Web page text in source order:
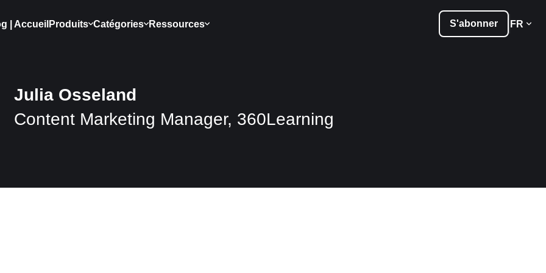
| Accueil Produits Catégories Ressources S'abonner FR
Julia Osseland
Content Marketing Manager, 360Learning